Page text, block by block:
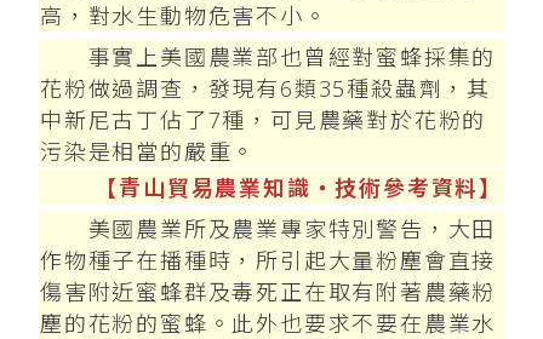
高，對水生動物危害不小。
事實上美國農業部也曾經對蜜蜂採集的
花粉做過調查，發現有6類35種殺蟲劑，其
中新尼古丁佔了7種，可見農藥對於花粉的
污染是相當的嚴重。
【青山貿易農業知識‧技術參考資料】
美國農業所及農業專家特別警告，大田
作物種子在播種時，所引起大量粉塵會直接
傷害附近蜜蜂群及毒死正在取有附著農藥粉
塵的花粉的蜜蜂。此外也要求不要在農業水